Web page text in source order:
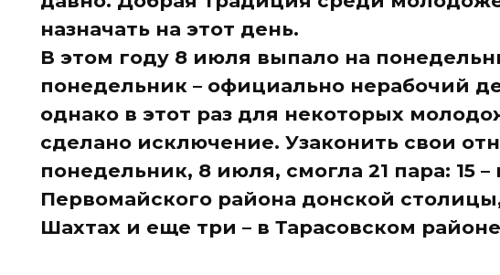
назначать на этот день.
В этом году 8 июля выпало на
понедельник – официально нерабочий
однако в этот раз для некоторых
сделано исключение. Узаконить свои
понедельник, 8 июля, смогла 21 пара: 15
Первомайского района донской
Шахтах и еще три – в Тарасовском